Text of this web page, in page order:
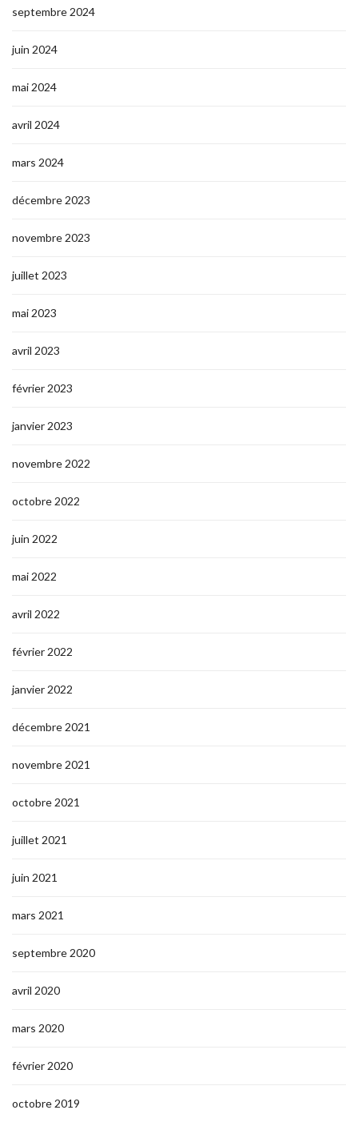
septembre 2024
juin 2024
mai 2024
avril 2024
mars 2024
décembre 2023
novembre 2023
juillet 2023
mai 2023
avril 2023
février 2023
janvier 2023
novembre 2022
octobre 2022
juin 2022
mai 2022
avril 2022
février 2022
janvier 2022
décembre 2021
novembre 2021
octobre 2021
juillet 2021
juin 2021
mars 2021
septembre 2020
avril 2020
mars 2020
février 2020
octobre 2019